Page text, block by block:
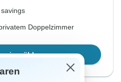
Doppelzimmer
wählen